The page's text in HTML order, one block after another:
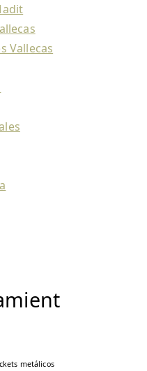
Vallecas
metálicos